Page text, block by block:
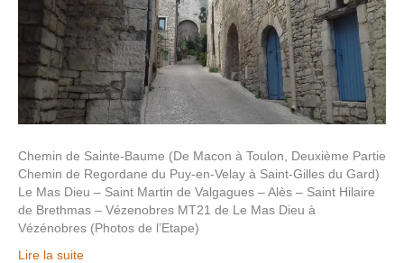
Chemin de Sainte-Baume (De Macon à Toulon, Deuxième Partie
Chemin de Regordane du Puy-en-Velay à Saint-Gilles du Gard)
Le Mas Dieu – Saint Martin de Valgagues – Alès – Saint Hilaire
de Brethmas – Vézenobres MT21 de Le Mas Dieu à
Vézénobres (Photos de l’Etape)
Lire la suite